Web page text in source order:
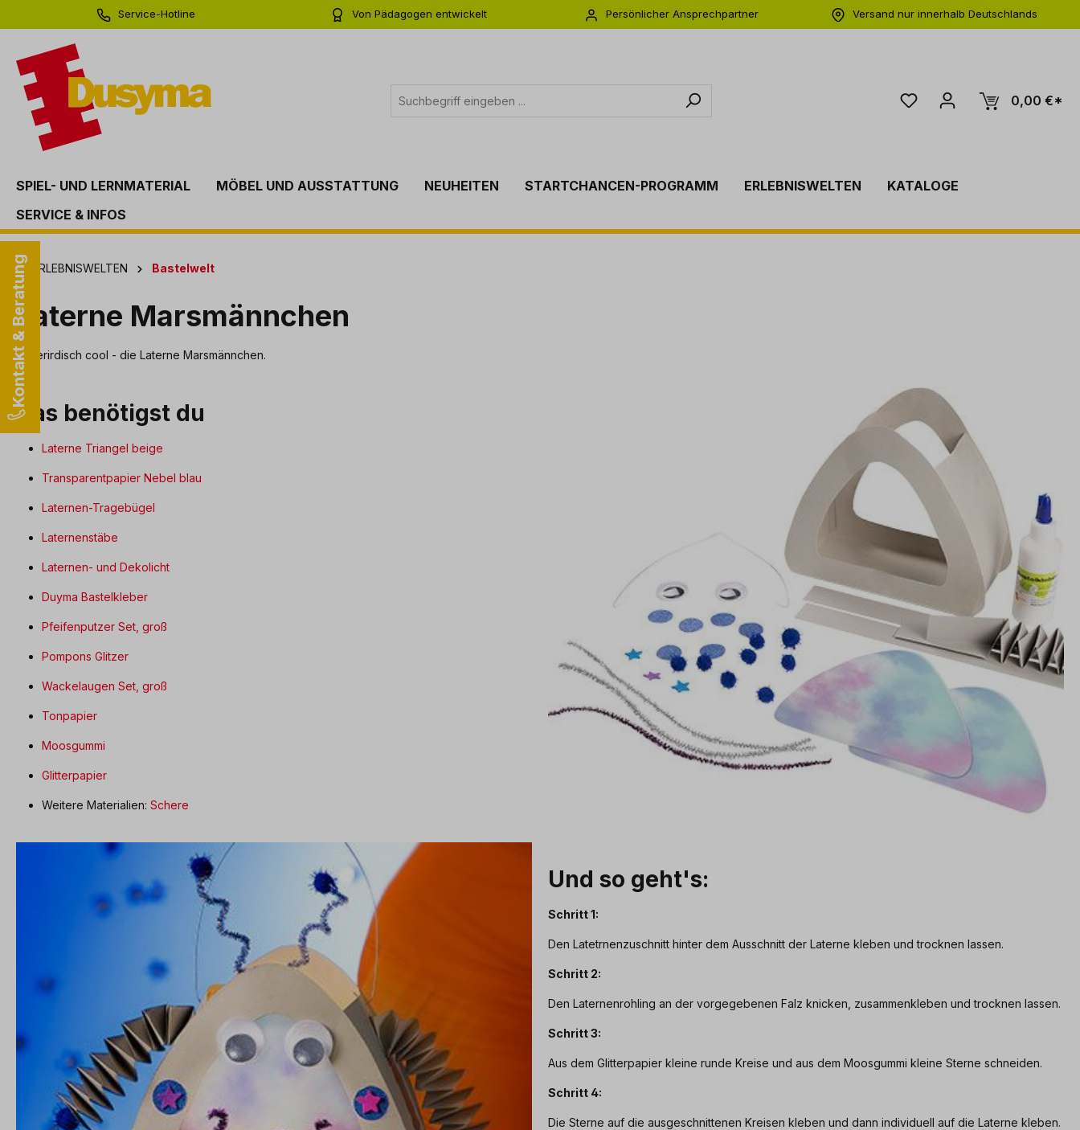
Zur Hauptnavigation springen
Service-Hotline
Von Pädagogen entwickelt
Persönlicher Ansprechpartner
Versand nur innerhalb Deutschlands
0,00 €*
SPIEL- UND LERNMATERIAL MÖBEL UND AUSSTATTUNG NEUHEITEN STARTCHANCEN-PROGRAMM ERLEBNISWELTEN
KATALOGE
SERVICE & INFOS
Kontakt & Beratung ERLEBNISWELTEN Bastelwelt
Laterne Marsmännchen
Außerirdisch cool - die Laterne Marsmännchen.
Das benötigst du
Laterne Triangel beige
Transparentpapier Nebel blau
Laternen-Tragebügel
Laternenstäbe
Laternen- und Dekolicht
Duyma Bastelkleber
Pfeifenputzer Set, groß
Pompons Glitzer
Wackelaugen Set, groß
Tonpapier
Moosgummi
Glitterpapier
Weitere Materialien: Schere
Und so geht's:
Schritt 1:
Den Latetrnenzuschnitt hinter dem Ausschnitt der Laterne kleben und trocknen lassen.
Schritt 2:
Den Laternenrohling an der vorgegebenen Falz knicken, zusammenkleben und trocknen lassen.
Schritt 3:
Aus dem Glitterpapier kleine runde Kreise und aus dem Moosgummi kleine Sterne schneiden.
Schritt 4:
Die Sterne auf die ausgeschnittenen Kreisen kleben und dann individuell auf die Laterne kleben.